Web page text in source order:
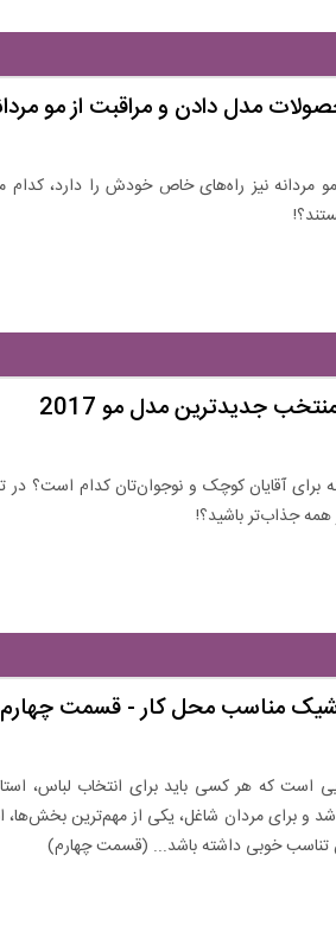
مدل دادن و مراقبت از مو
مردانه نیز راه‌های خاص خودش را دارد،
جدیدترین مدل مو 2017
همه جذاب‌تر باشید؟!
شیک مناسب محل کار - قسمت چهارم
است که هر کسی باید برای انتخاب لباس،
و برای مردان شاغل، یکی از مهم‌ترین
تناسب خوبی داشته باشد... (قسمت چهارم)